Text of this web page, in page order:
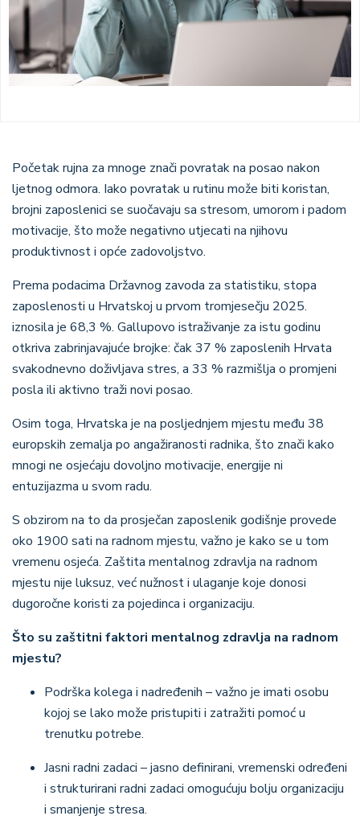
Početak rujna za mnoge znači povratak na posao nakon
ljetnog odmora. Iako povratak u rutinu može biti koristan,
brojni zaposlenici se suočavaju sa stresom, umorom i padom
motivacije, što može negativno utjecati na njihovu
produktivnost i opće zadovoljstvo.
Prema podacima Državnog zavoda za statistiku, stopa
zaposlenosti u Hrvatskoj u prvom tromjesečju 2025.
iznosila je 68,3 %. Gallupovo istraživanje za istu godinu
otkriva zabrinjavajuće brojke: čak 37 % zaposlenih Hrvata
svakodnevno doživljava stres, a 33 % razmišlja o promjeni
posla ili aktivno traži novi posao.
Osim toga, Hrvatska je na posljednjem mjestu među 38
europskih zemalja po angažiranosti radnika, što znači kako
mnogi ne osjećaju dovoljno motivacije, energije ni
entuzijazma u svom radu.
S obzirom na to da prosječan zaposlenik godišnje provede
oko 1900 sati na radnom mjestu, važno je kako se u tom
vremenu osjeća. Zaštita mentalnog zdravlja na radnom
mjestu nije luksuz, već nužnost i ulaganje koje donosi
dugoročne koristi za pojedinca i organizaciju.
Što su zaštitni faktori mentalnog zdravlja na radnom
mjestu?
Podrška kolega i nadređenih – važno je imati osobu
kojoj se lako može pristupiti i zatražiti pomoć u
trenutku potrebe.
Jasni radni zadaci – jasno definirani, vremenski određeni
i strukturirani radni zadaci omogućuju bolju organizaciju
i smanjenje stresa.